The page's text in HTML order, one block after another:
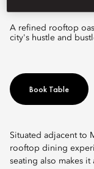
A refined rooftop oasis, offering a sophisticated escape from the
city's hustle and
Book Table
Situated adjacent to
rooftop dining
seating also makes